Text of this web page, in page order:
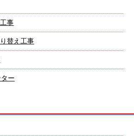
事
替え工事
ー